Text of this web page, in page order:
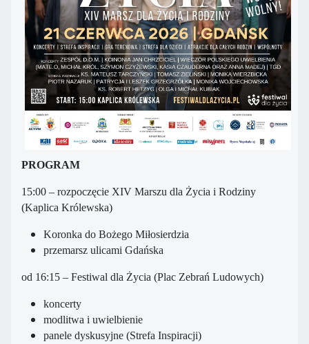
PROGRAM
15:00 – rozpoczęcie XIV Marszu dla Życia i Rodziny
(Kaplica Królewska)
Koronka do Bożego Miłosierdzia
przemarsz ulicami Gdańska
od 16:15 – Festiwal dla Życia (Plac Zebrań Ludowych)
koncerty
modlitwa i uwielbienie
panele dyskusyjne (Strefa Inspiracji)